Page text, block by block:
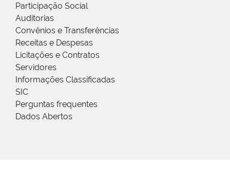
Participação Social
Auditorias
Convênios e Transferências
Receitas e Despesas
Licitações e Contratos
Servidores
Informações Classificadas
SIC
Perguntas frequentes
Dados Abertos